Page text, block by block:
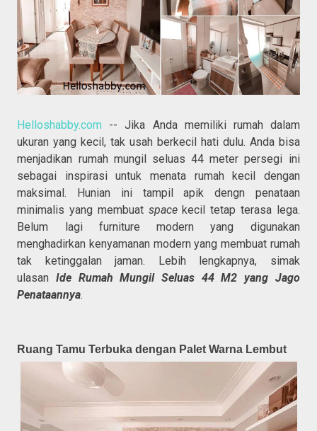
Helloshabby.com -- Jika Anda memiliki rumah dalam
ukuran yang kecil, tak usah berkecil hati dulu. Anda bisa
menjadikan rumah mungil seluas 44 meter persegi ini
sebagai inspirasi untuk menata rumah kecil dengan
maksimal. Hunian ini tampil apik dengn penataan
minimalis yang membuat spacekecil tetap terasa lega.
Belum lagi furniture modern yang digunakan
menghadirkan kenyamanan modern yang membuat rumah
tak ketinggalan jaman. Lebih lengkapnya, simak
ulasanIde Rumah Mungil Seluas 44 M2 yang Jago
Penataannya.
Ruang Tamu Terbuka dengan Palet Warna Lembut